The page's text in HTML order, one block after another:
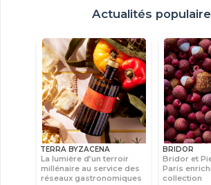
Actualités
TERRA BYZACENA
La lumière d’un terroir
millénaire au service des
réseaux gastronomiques
BRIDOR
Bridor et
Paris
collection